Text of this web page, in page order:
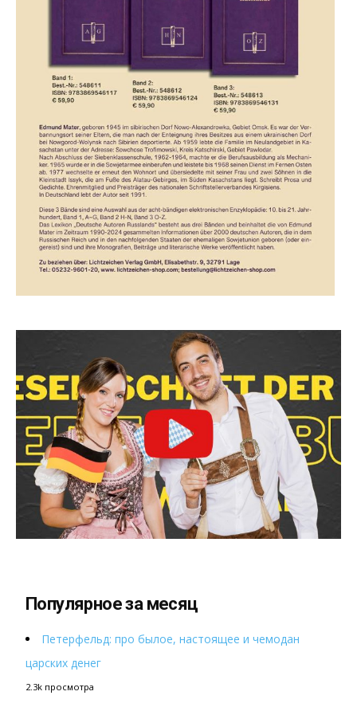
Популярное за месяц
Петерфельд: про былое, настоящее и чемодан
царских денег
2.3k просмотра